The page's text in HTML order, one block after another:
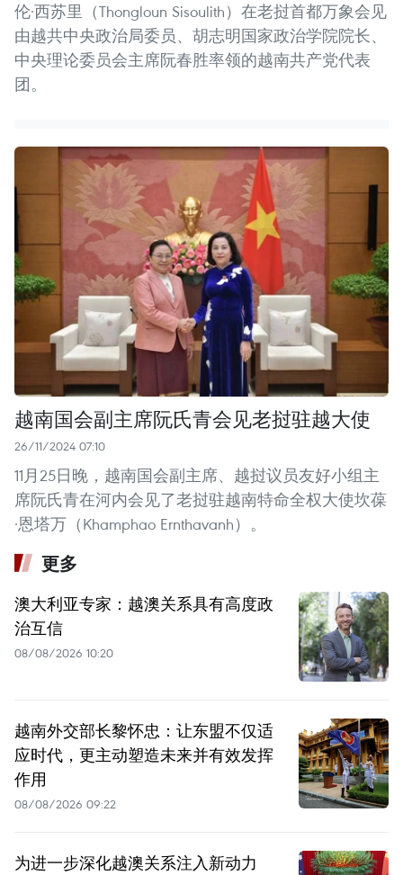
伦·西苏里（Thongloun Sisoulith）在老挝首都万象会见
由越共中央政治局委员、胡志明国家政治学院院长、
中央理论委员会主席阮春胜率领的越南共产党代表
团。
越南国会副主席阮氏青会见老挝驻越大使
26/11/2024 07:10
11月25日晚，越南国会副主席、越挝议员友好小组主
席阮氏青在河内会见了老挝驻越南特命全权大使坎葆
·恩塔万（Khamphao Ernthavanh）。
更多
澳大利亚专家：越澳关系具有高度政
治互信
08/08/2026 10:20
越南外交部长黎怀忠：让东盟不仅适
应时代，更主动塑造未来并有效发挥
作用
08/08/2026 09:22
为进一步深化越澳关系注入新动力